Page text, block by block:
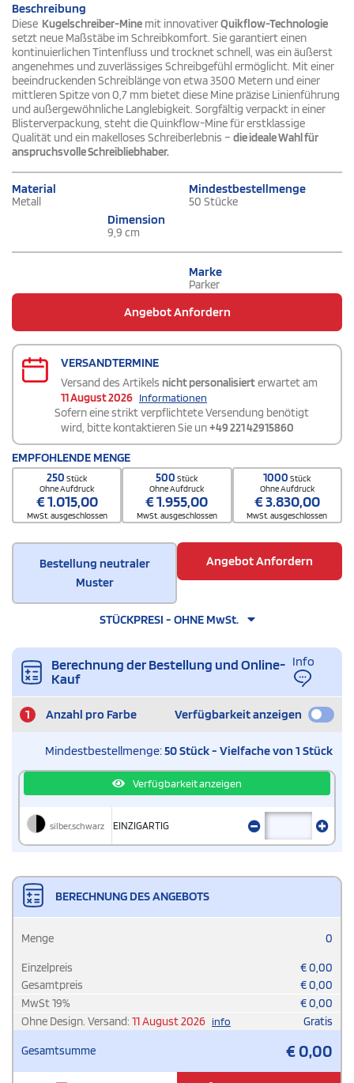
Beschreibung
Diese Kugelschreiber-Mine mit innovativerQuikflow-Technologie
setzt neue Maßstäbe im Schreibkomfort. Sie garantiert einen
kontinuierlichen Tintenfluss und trocknet schnell, was ein äußerst
angenehmes und zuverlässiges Schreibgefühl ermöglicht. Mit einer
beeindruckenden Schreiblänge von etwa 3500 Metern und einer
mittleren Spitze von 0,7 mm bietet diese Mine präzise Linienführung
und außergewöhnliche Langlebigkeit. Sorgfältig verpackt in einer
Blisterverpackung, steht die Quinkflow-Mine für erstklassige
Qualität und ein makelloses Schreiberlebnis – die ideale Wahl für
anspruchsvolle Schreibliebhaber.
Material
Metall
Mindestbestellmenge
50 Stücke
Dimension
9,9 cm
Marke
Parker
Angebot Anfordern
VERSANDTERMINE
Versand des Artikels nicht personalisierterwartet am
11 August 2026 Informationen
Sofern eine strikt verpflichtete Versendung benötigt
wird, bitte kontaktieren Sie un+49 221 42915860
EMPFOHLENDE MENGE
250Stück
Ohne Aufdruck
€1.015,00
MwSt. ausgeschlossen
500Stück
Ohne Aufdruck
€1.955,00
MwSt. ausgeschlossen
1000Stück
Ohne Aufdruck
€3.830,00
MwSt. ausgeschlossen
Bestellung neutraler
Muster
Angebot Anfordern
STÜCKPRESI - OHNE MwSt.
Berechnung der Bestellung und Online-
Kauf
Info
1 Anzahl pro Farbe Verfügbarkeit anzeigen
Mindestbestellmenge:50 Stück - Vielfache von 1 Stück
Verfügbarkeit anzeigen
silber,schwarz EINZIGARTIG
BERECHNUNG DES ANGEBOTS
Menge 0
Einzelpreis €0,00
Gesamtpreis
€0,00
MwSt19% €0,00
Ohne Design. Versand: 11 August 2026 info Gratis
Gesamtsumme €0,00